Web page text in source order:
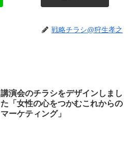
戦略チラシ@狩生孝之
講演会のチラシをデザインしまし
た「女性の心をつかむこれからの
マーケティング」